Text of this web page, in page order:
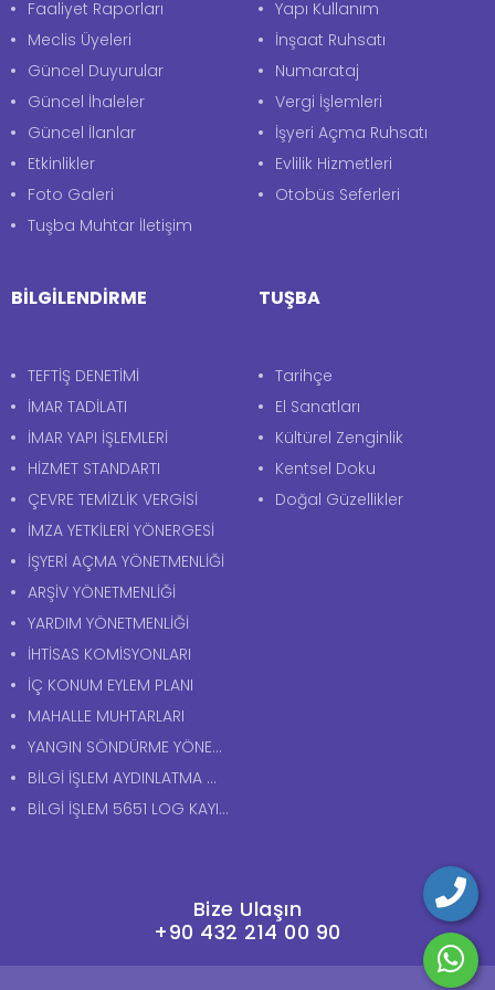
Faaliyet Raporları
Meclis Üyeleri
Güncel Duyurular
Güncel İhaleler
Güncel İlanlar
Etkinlikler
Foto Galeri
Tuşba Muhtar İletişim
Yapı Kullanım
İnşaat Ruhsatı
Numarataj
Vergi İşlemleri
İşyeri Açma Ruhsatı
Evlilik Hizmetleri
Otobüs Seferleri
BİLGİLENDİRME
TEFTİŞ DENETİMİ
İMAR TADİLATI
İMAR YAPI İŞLEMLERİ
HİZMET STANDARTI
ÇEVRE TEMİZLİK VERGİSİ
İMZA YETKİLERİ YÖNERGESİ
İŞYERİ AÇMA YÖNETMENLİĞİ
ARŞİV YÖNETMENLİĞİ
YARDIM YÖNETMENLİĞİ
İHTİSAS KOMİSYONLARI
İÇ KONUM EYLEM PLANI
MAHALLE MUHTARLARI
YANGIN SÖNDÜRME YÖNERGESİ
BİLGİ İŞLEM AYDINLATMA METNİ
BİLGİ İŞLEM 5651 LOG KAYITLARI AYDINLATMA METNİ
TUŞBA
Tarihçe
El Sanatları
Kültürel Zenginlik
Kentsel Doku
Doğal Güzellikler
Bize Ulaşın
+90 432 214 00 90